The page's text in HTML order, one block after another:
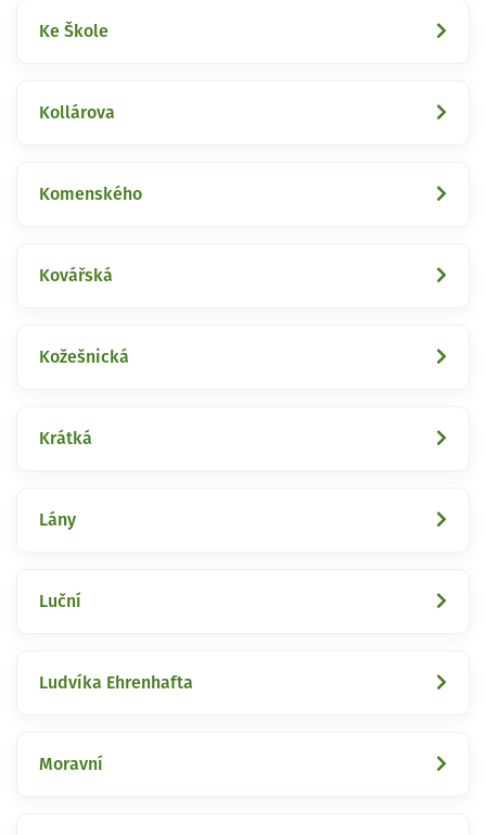
Ke Škole
Kollárova
Komenského
Kovářská
Kožešnická
Krátká
Lány
Luční
Ludvíka Ehrenhafta
Moravní